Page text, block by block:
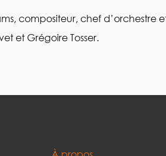
compositeur, chef
et Grégoire Tosser.